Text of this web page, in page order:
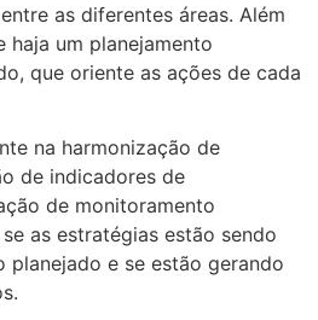
as diferentes áreas. Além
um planejamento
que oriente as ações de cada
na harmonização de
de indicadores de
de monitoramento
as estratégias estão sendo
planejado e se estão gerando